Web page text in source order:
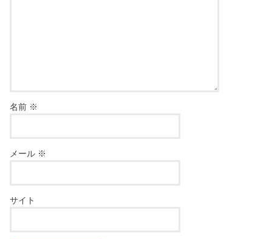
名前 ※
メール ※
サイト